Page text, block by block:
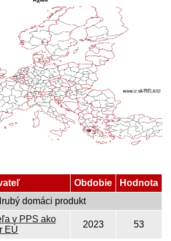
Obdobie
Hodnota
domáci produkt
v PPS ako
EÚ
2023 53